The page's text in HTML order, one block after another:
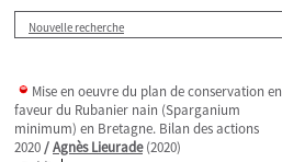
Nouvelle recherche
Mise en oeuvre du plan de conservation en
faveur du Rubanier nain (Sparganium
minimum) en Bretagne. Bilan des actions
2020/Agnès Lieurade(2020)